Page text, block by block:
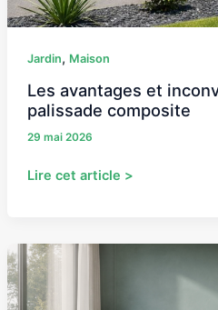
Jardin, Maison
Les avantages et
palissade composite
29 mai 2026
Lire cet article >
Quelle
couleur
est